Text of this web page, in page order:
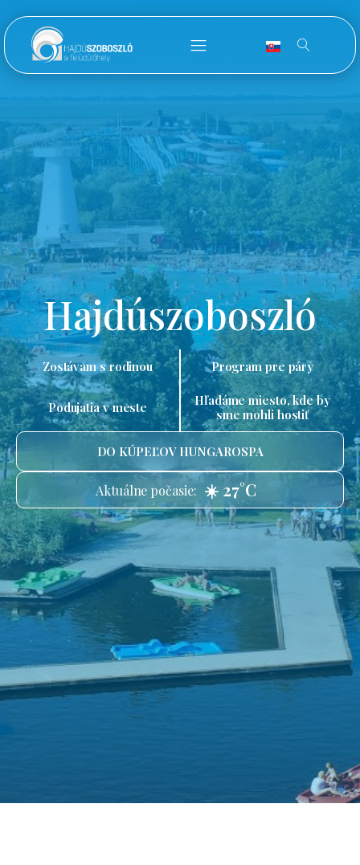
Hajdúszoboszló
Zostávam s rodinou Program pre páry
Podujatia v meste
Hľadáme miesto, kde by
sme mohli hostiť
DO KÚPEĽOV HUNGAROSPA
Aktuálne počasie: ☀️ 27°C